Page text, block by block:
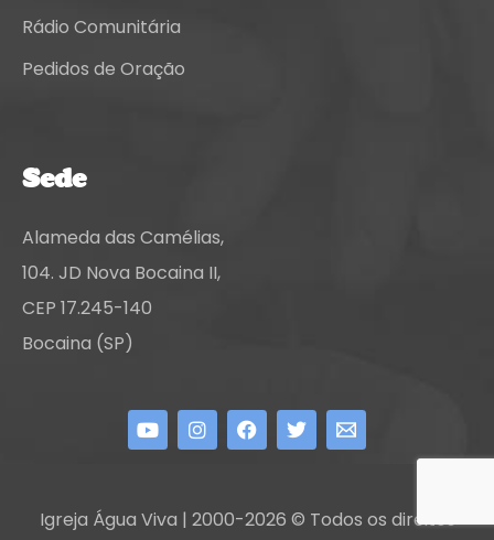
Rádio Comunitária
Pedidos de Oração
Sede
Alameda das Camélias,
104. JD Nova Bocaina II,
CEP 17.245-140
Bocaina (SP)
Igreja Água Viva | 2000-2026 © Todos os direitos